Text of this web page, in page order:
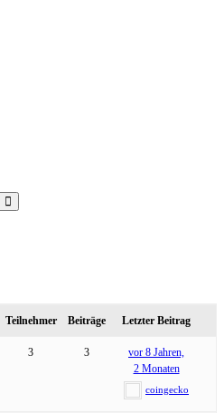
Teilnehmer Beiträge Letzter Beitrag
3 3
vor 8 Jahren,
2 Monaten
coingecko